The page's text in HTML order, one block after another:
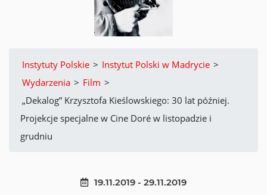
Instytuty Polskie > Instytut Polski w Madrycie >
Wydarzenia > Film >
„Dekalog” Krzysztofa Kieślowskiego: 30 lat później.
Projekcje specjalne w Cine Doré w listopadzie i
grudniu
19.11.2019 - 29.11.2019